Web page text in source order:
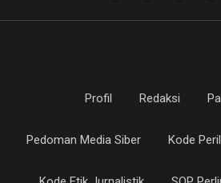
Profil Redaksi
Pedoman Media Siber Kode